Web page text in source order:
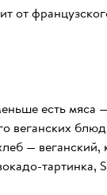
от
есть мяса
веганских
—
тартинка,